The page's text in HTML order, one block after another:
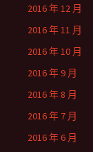
2016 年 12 月
2016 年 11 月
2016 年 10 月
2016 年 9 月
2016 年 8 月
2016 年 7 月
2016 年 6 月